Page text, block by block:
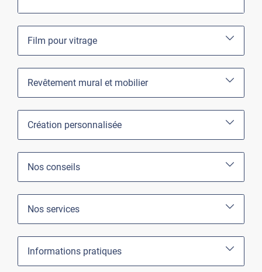
Film pour vitrage
Revêtement mural et mobilier
Création personnalisée
Nos conseils
Nos services
Informations pratiques